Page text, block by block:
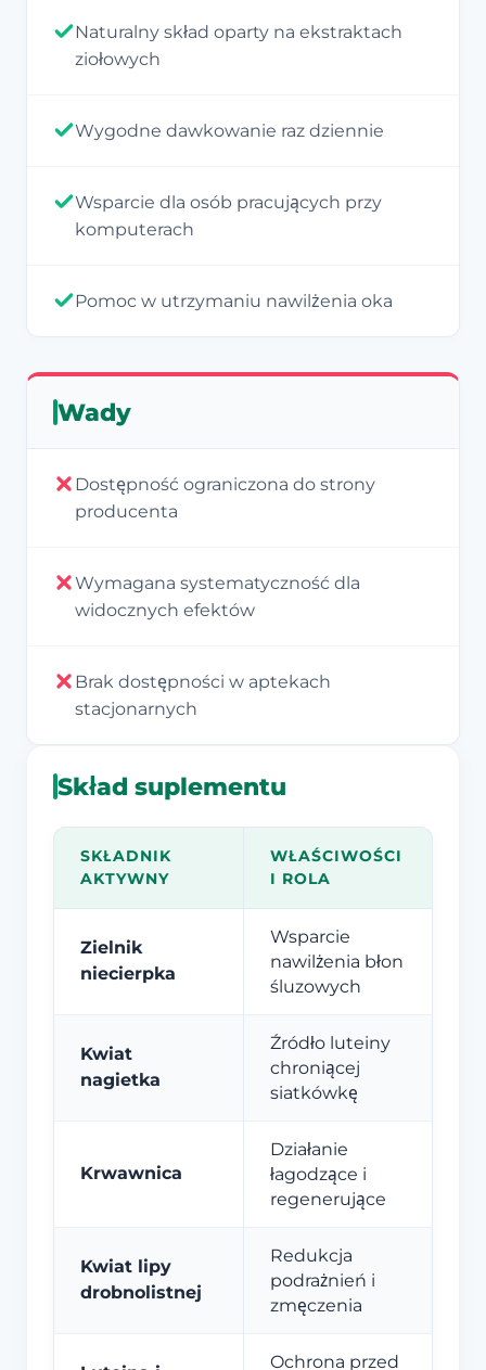
Naturalny skład oparty na ekstraktach
ziołowych
Wygodne dawkowanie raz dziennie
Wsparcie dla osób pracujących przy
komputerach
Pomoc w utrzymaniu nawilżenia oka
Wady
Dostępność ograniczona do strony
producenta
Wymagana systematyczność dla
widocznych efektów
Brak dostępności w aptekach
stacjonarnych
Skład suplementu
SKŁADNIK
AKTYWNY
WŁAŚCIWOŚCI
I ROLA
Zielnik
niecierpka
Wsparcie
nawilżenia błon
śluzowych
Kwiat
nagietka
Źródło luteiny
chroniącej
siatkówkę
Krwawnica
Działanie
łagodzące i
regenerujące
Kwiat lipy
drobnolistnej
Redukcja
podrażnień i
zmęczenia
Ochrona przed